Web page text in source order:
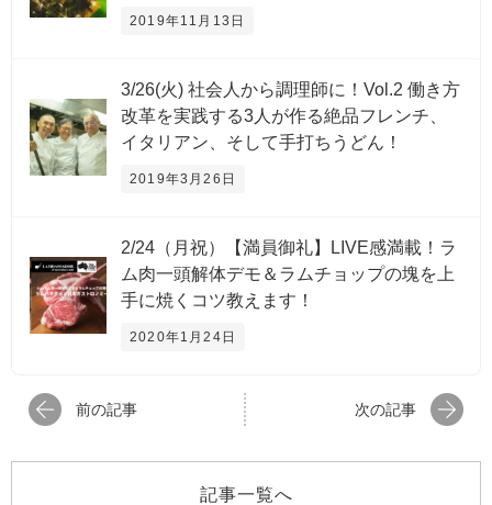
2019年11月13日
3/26(火) 社会人から調理師に！Vol.2 働き方
改革を実践する3人が作る絶品フレンチ、
イタリアン、そして手打ちうどん！
2019年3月26日
2/24（月祝）【満員御礼】LIVE感満載！ラ
ム肉一頭解体デモ＆ラムチョップの塊を上
手に焼くコツ教えます！
2020年1月24日
前の記事 次の記事
記事一覧へ